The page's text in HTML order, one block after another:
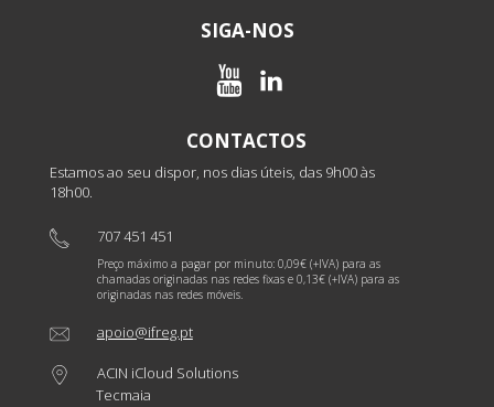
SIGA-NOS
CONTACTOS
Estamos ao seu dispor, nos dias úteis, das 9h00 às
18h00.
707 451 451
Preço máximo a pagar por minuto: 0,09€ (+IVA) para as
chamadas originadas nas redes fixas e 0,13€ (+IVA) para as
originadas nas redes móveis.
apoio@ifreg.pt
ACIN iCloud Solutions
Tecmaia